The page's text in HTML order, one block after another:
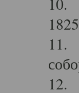
11.
12.